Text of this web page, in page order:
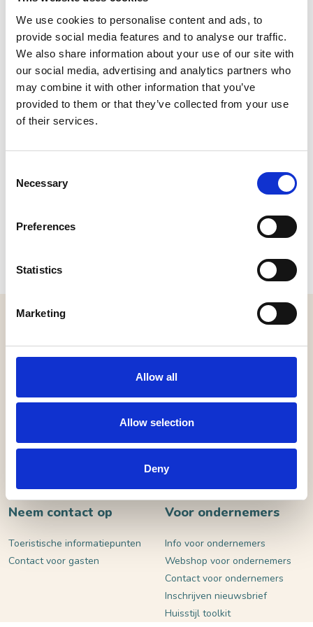
We use cookies to personalise content and ads, to
provide social media features and to analyse our traffic.
We also share information about your use of our site with
our social media, advertising and analytics partners who
may combine it with other information that you’ve
provided to them or that they’ve collected from your use
of their services.
Selection
Necessary
Preferences
Statistics
Marketing
Allow all
Allow selection
Deny
Alle bouwwerken aan en op het Raadhuisplein zijn
ontworpen door architect Alexander Kropholler en het
gehele complex, ook wel het Kropholler-ensemble
genoemd, is sinds 2001 een rijksmonument.
In 2010 is de gemeente verhuisd naar het nieuwe
“Stadhuis aan de Winterdijk.” Een in 2013 opgerichte
stichting heeft daarna de taak op zich genomen om in
raadhuis evenementen en bijeenkomsten op het gebied
MELD JE AAN VOOR ONZE NIEUWSBRIEF
Neem contact op
Toeristische informatiepunten
Contact voor gasten
Voor ondernemers
Info voor ondernemers
Webshop voor ondernemers
Contact voor ondernemers
Inschrijven nieuwsbrief
Huisstijl toolkit